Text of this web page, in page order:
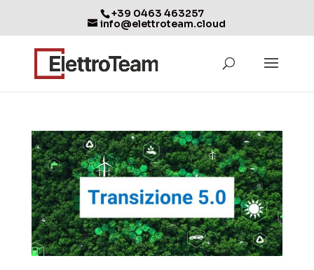
+39 0463 463257
info@elettroteam.cloud